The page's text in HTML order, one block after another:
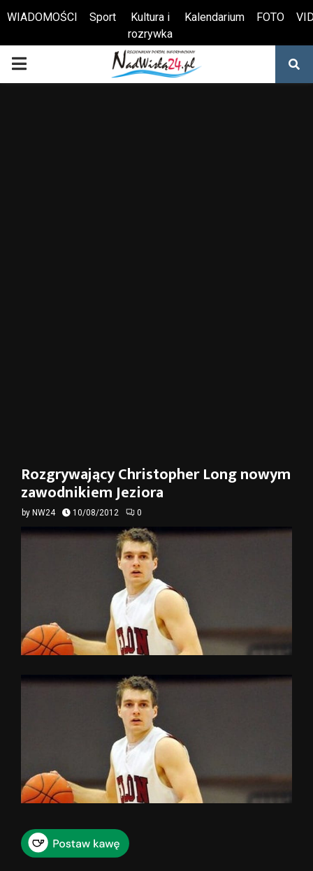
Otwórz pasek narzędzi
WIADOMOŚCI Sport
Kultura i
rozrywka
Kalendarium FOTO
PRIMARY
Rozgrywający Christopher Long nowym
zawodnikiem Jeziora
by NW24 10/08/2012 0